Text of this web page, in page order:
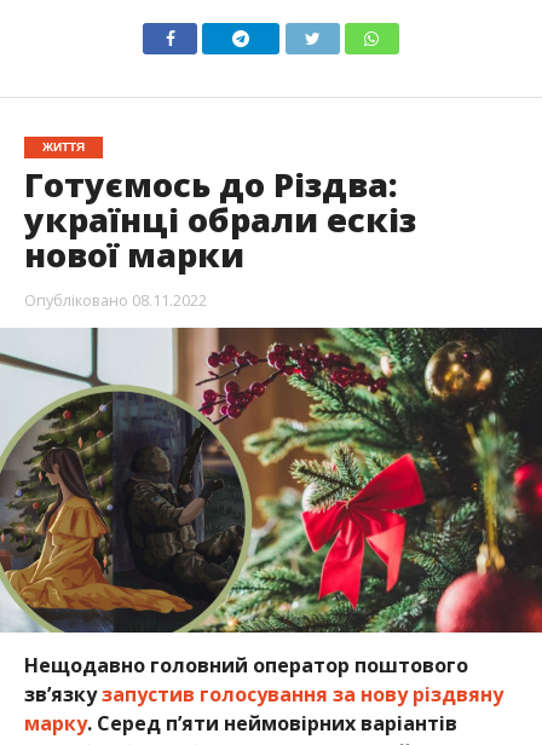
ЖИТТЯ
Готуємось до Різдва:
українці обрали ескіз
нової марки
Опубліковано 08.11.2022
Нещодавно головний оператор поштового
зв’язкузапустив голосування за нову різдвяну
марку. Серед п’яти неймовірних варіантів